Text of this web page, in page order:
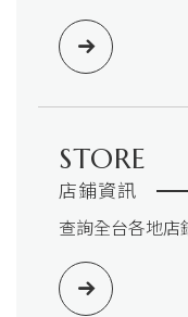
STORE
店鋪資訊
查詢全台各地店